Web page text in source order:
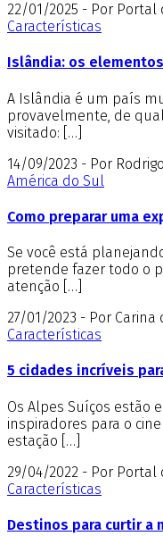
22/01/2025 - Por Portal
Características
Islândia: os
A Islândia é um país
provavelmente, de
visitado: […]
14/09/2023 - Por
América do Sul
Como preparar uma
Se você está
pretende fazer todo o
atenção […]
27/01/2023 - Por Carina
Características
5 cidades incríveis
Os Alpes Suíços estão
inspiradores para o
estação […]
29/04/2022 - Por Portal
Características
Destinos para curtir a